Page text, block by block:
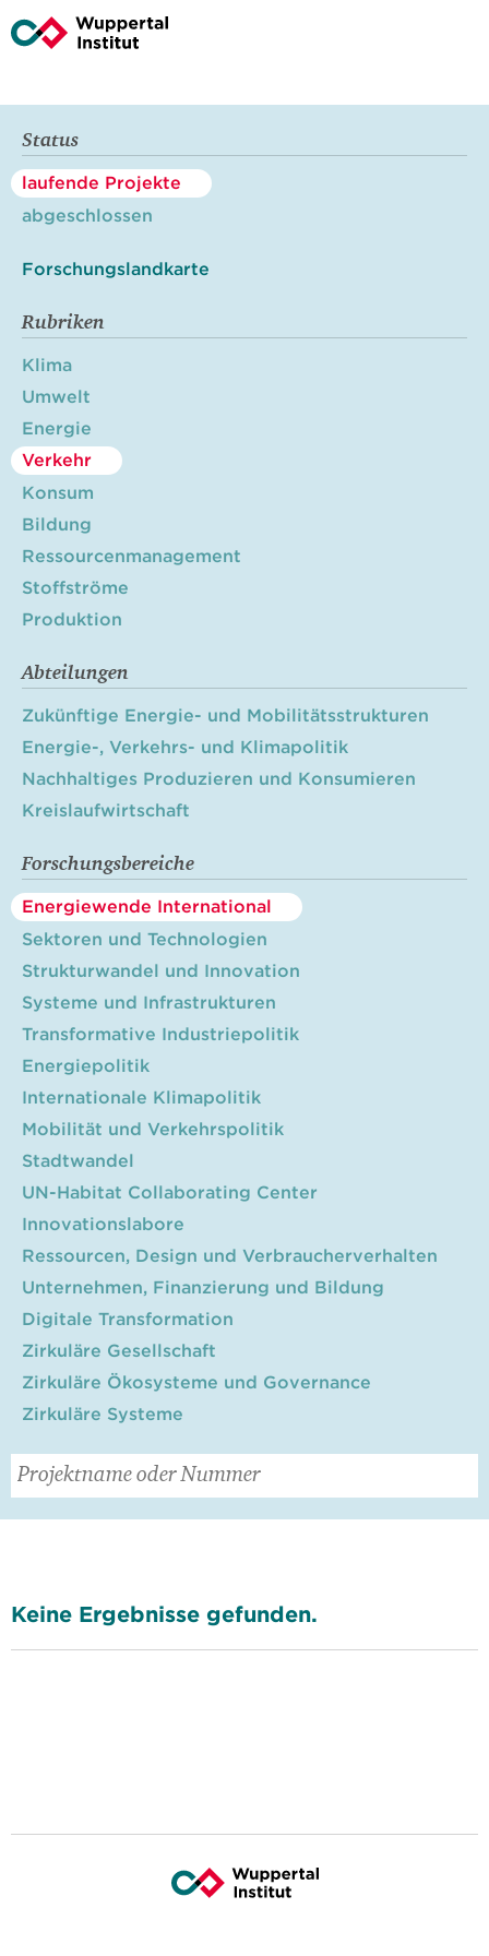
Status
laufende Projekte
abgeschlossen
Forschungslandkarte
Rubriken
Klima
Umwelt
Energie
Verkehr
Konsum
Bildung
Ressourcenmanagement
Stoffströme
Produktion
Abteilungen
Zukünftige Energie- und Mobilitätsstrukturen
Energie-, Verkehrs- und Klimapolitik
Nachhaltiges Produzieren und Konsumieren
Kreislaufwirtschaft
Forschungsbereiche
Energiewende International
Sektoren und Technologien
Strukturwandel und Innovation
Systeme und Infrastrukturen
Transformative Industriepolitik
Energiepolitik
Internationale Klimapolitik
Mobilität und Verkehrspolitik
Stadtwandel
UN-Habitat Collaborating Center
Innovationslabore
Ressourcen, Design und Verbraucherverhalten
Unternehmen, Finanzierung und Bildung
Digitale Transformation
Zirkuläre Gesellschaft
Zirkuläre Ökosysteme und Governance
Zirkuläre Systeme
Keine Ergebnisse gefunden.